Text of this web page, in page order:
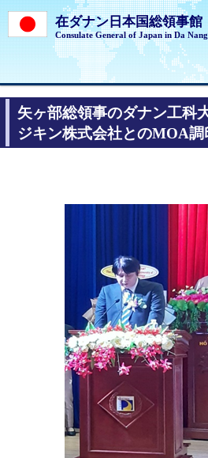
在ダナン日本国総領事館
Consulate General of Japan in Da Nang
矢ヶ部総領事のダナン工科
ジキン株式会社とのMOA